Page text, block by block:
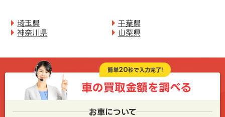
埼玉県
千葉県
神奈川県
山梨県
簡単20秒で入力完了!
車の買取金額を調べる
お車について